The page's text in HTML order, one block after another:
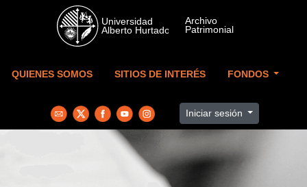
Skip to main content
QUIENES SOMOS SITIOS DE INTERÉS FONDOS
Iniciar sesión